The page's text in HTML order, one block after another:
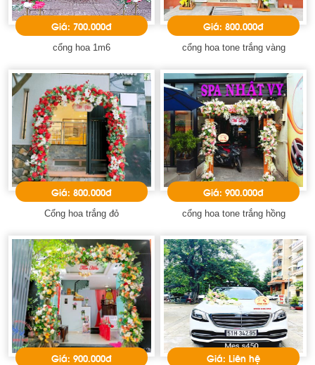
Giá: 700.000đ
cổng hoa 1m6
Giá: 800.000đ
cổng hoa tone trắng vàng
Giá: 800.000đ
Cổng hoa trắng đỏ
Giá: 900.000đ
cổng hoa tone trắng hồng
Giá: 900.000đ Giá: Liên hệ